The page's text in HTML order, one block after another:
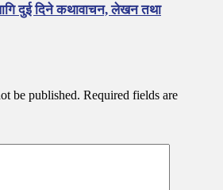
दुई दिने कथावाचन, लेखन तथा
be published. Required fields are